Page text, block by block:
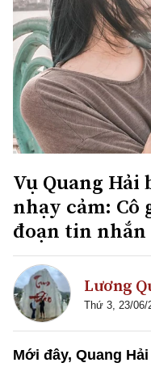
Vụ Quang
nhạy cảm:
đoạn tin
Lương
Thứ 3, 23/06/
Mới đây, Quang